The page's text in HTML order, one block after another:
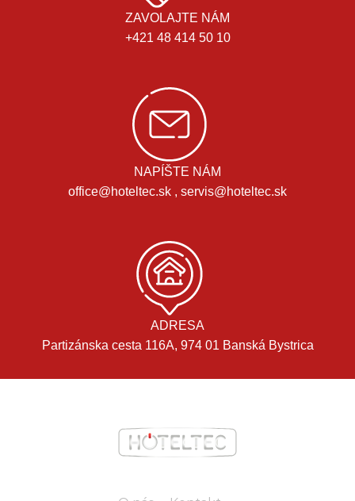
ZAVOLAJTE NÁM
+421 48 414 50 10
NAPÍŠTE NÁM
office@hoteltec.sk , servis@hoteltec.sk
ADRESA
Partizánska cesta 116A, 974 01 Banská Bystrica